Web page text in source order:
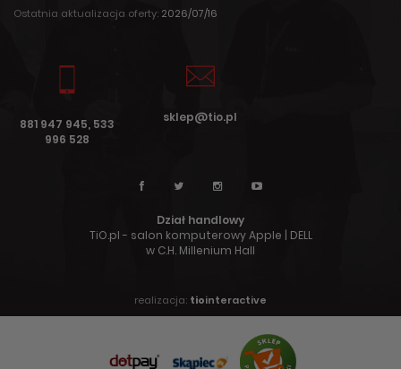
Ostatnia aktualizacja oferty: 2026/07/16
881 947 945, 533
996 528
sklep@tio.pl
Dział handlowy
TiO.pl - salon komputerowy Apple | DELL
w C.H. Millenium Hall
realizacja: tiointeractive